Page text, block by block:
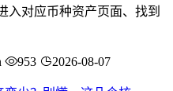
入对应币种资产页面、找到
953 2026-08-07